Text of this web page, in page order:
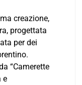
creazione,
progettata
per dei
“Camerette
e